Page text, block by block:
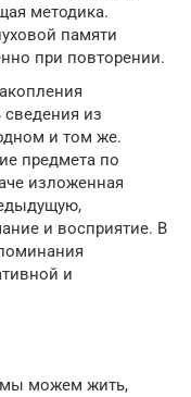
методика.
памяти
при повторении.
из
и том же.
предмета по
изложенная
и восприятие. В
и
можем жить,